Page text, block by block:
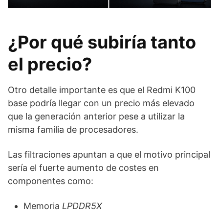
¿Por qué subiría tanto
el precio?
Otro detalle importante es que el Redmi K100
base podría llegar con un precio más elevado
que la generación anterior pese a utilizar la
misma familia de procesadores.
Las filtraciones apuntan a que el motivo principal
sería el fuerte aumento de costes en
componentes como:
Memoria LPDDR5X